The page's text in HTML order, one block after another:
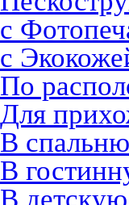
с
с
По
Для
В спальню
В